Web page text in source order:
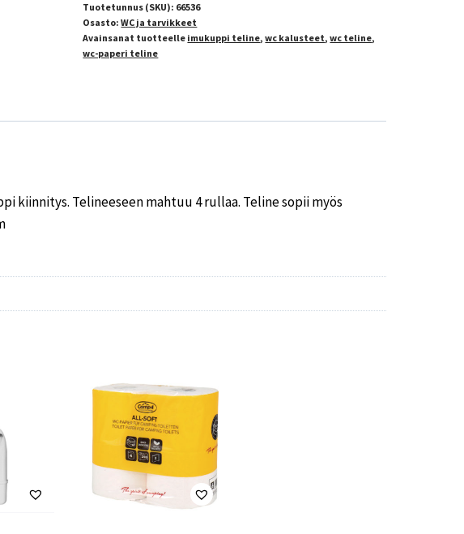
Tuotetunnus (SKU): 66536
Osasto:WC ja tarvikkeet
Avainsanat tuotteelle imukuppi teline,wc kalusteet,wc teline,
wc-paperi teline
kiinnitys. Telineeseen mahtuu 4 rullaa. Teline sopii myös